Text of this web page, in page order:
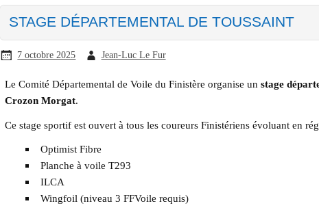
STAGE DÉPARTEMENTAL DE TOUSSAINT
7 octobre 2025 Jean-Luc Le Fur
Le Comité Départemental de Voile du Finistère organise un stage
Crozon Morgat.
Ce stage sportif est ouvert à tous les coureurs Finistériens évoluant en
Optimist Fibre
Planche à voile T293
ILCA
Wingfoil (niveau 3 FFVoile requis)